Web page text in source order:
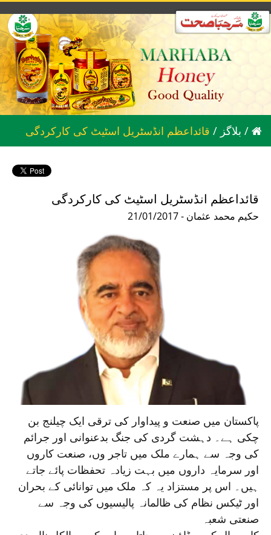
/
/ بلاگز قائداعظم انڈسٹریل اسٹیٹ کی کارکردگی
قائداعظم انڈسٹریل اسٹیٹ کی کارکردگی
21/01/2017 - حکیم محمد عثمان
پاکستان میں صنعت و پیداوار کی ترقی ایک چیلنج بن
چکی ہے۔ دہشت گردی کی جنگ بدعنوانی اور جرائم
کی وجہ سے ہمارے ملک میں تاجر وں، صنعت کاروں
اور سرمایہ داروں میں بہت زیادہ تحفظات پائے جاتے
ہیں۔ اس پر مستزاد یہ کہ ملک میں توانائی کے بحران
اور ٹیکس نظام کی ظالمانہ پالیسیوں کی وجہ سے
صنعتی شعبہ